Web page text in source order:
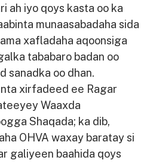
ah iyo qoys kasta oo ka
munaasabadaha sida
xafladaha aqoonsiga
tababaro badan oo
sanadka oo dhan.
xirfadeed ee Ragar
Waaxda
Shaqada; ka dib,
OHVA waxay baratay si
galiyeen baahida qoys